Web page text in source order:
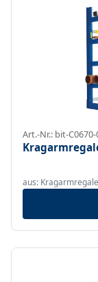
Art.-Nr.: bit-
aus: